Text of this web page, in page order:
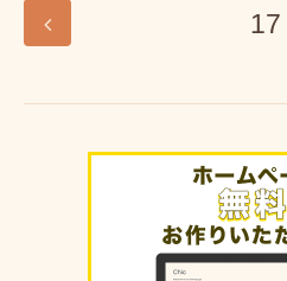
17